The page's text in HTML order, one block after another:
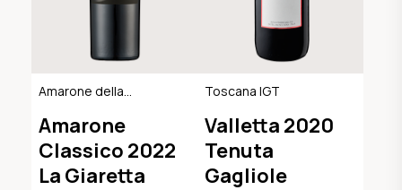
Amarone della
Classico DOCG
Amarone
Classico 2022
La Giaretta
Toscana IGT
Valletta 2020
Tenuta
Gagliole